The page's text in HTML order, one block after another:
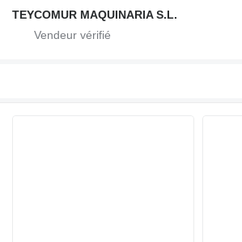
TEYCOMUR MAQUINARIA S.L.